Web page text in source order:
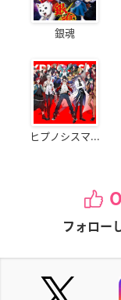
銀魂
ヒプノシスマ...
フォロー